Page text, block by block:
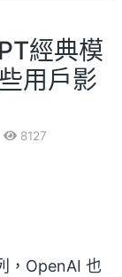
經典模
用戶影
8127
，OpenAI 也